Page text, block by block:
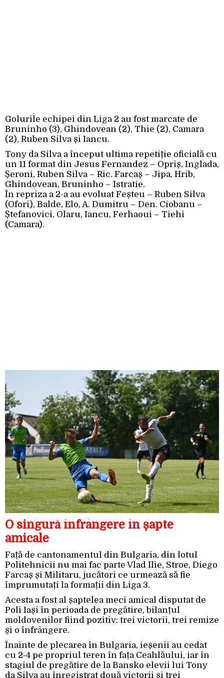
Golurile echipei din Liga 2 au fost marcate de
Bruninho (3), Ghindovean (2), Thie (2), Camara
(2), Ruben Silva și Iancu.
Tony da Silva a început ultima repetiție oficială cu
un 11 format din Jesus Fernandez – Opriș, Inglada,
Șeroni, Ruben Silva – Ric. Farcaș – Jipa, Hrib,
Ghindovean, Bruninho – Istratie.
În repriza a 2-a au evoluat Feșteu – Ruben Silva
(Ofori), Balde, Elo, A. Dumitru – Den. Ciobanu –
Ștefanovici, Olaru, Iancu, Ferhaoui – Tiehi
(Camara).
O singură înfrângere în șapte
amicale
Față de cantonamentul din Bulgaria, din lotul
Politehnicii nu mai fac parte Vlad Ilie, Stroe, Diego
Farcaș și Militaru, jucători ce urmează să fie
împrumutați la formații din Liga 3.
Acesta a fost al șaptelea meci amical disputat de
Poli Iași în perioada de pregătire, bilanțul
moldovenilor fiind pozitiv: trei victorii, trei remize
și o înfrângere.
Înainte de plecarea în Bulgaria, ieșenii au cedat
cu 2-4 pe propriul teren în fața Ceahlăului, iar în
stagiul de pregătire de la Bansko elevii lui Tony
da Silva au înregistrat două victorii și trei